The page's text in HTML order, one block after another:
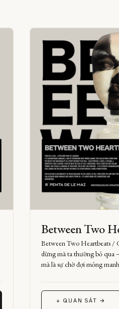
Between Two
Between Two Heartbeats /
dừng mà ta thường bỏ qua
mà là sự chờ đợi mỏng
+ QUAN SÁT →